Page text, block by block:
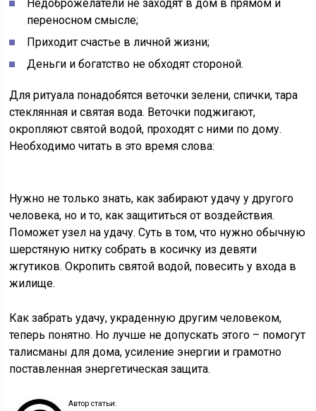
Недоброжелатели не заходят в дом в прямом и
переносном смысле;
Приходит счастье в личной жизни;
Деньги и богатство не обходят стороной.
Для ритуала понадобятся веточки зелени, спички, тара
стеклянная и святая вода. Веточки поджигают,
окропляют святой водой, проходят с ними по дому.
Необходимо читать в это время слова:
Нужно не только знать, как забирают удачу у другого
человека, но и то, как защититься от воздействия.
Поможет узел на удачу. Суть в том, что нужно обычную
шерстяную нитку собрать в косичку из девяти
жгутиков. Окропить святой водой, повесить у входа в
жилище.
Как забрать удачу, украденную другим человеком,
теперь понятно. Но лучше не допускать этого – помогут
талисманы для дома, усиление энергии и грамотно
поставленная энергетическая защита.
Автор статьи: